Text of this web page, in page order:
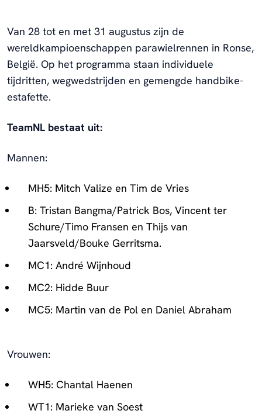
Van 28 tot en met 31 augustus zijn de
wereldkampioenschappen parawielrennen in Ronse,
België. Op het programma staan individuele
tijdritten, wegwedstrijden en gemengde handbike-
estafette.
TeamNL bestaat uit:
Mannen:
MH5: Mitch Valize en Tim de Vries
B: Tristan Bangma/Patrick Bos, Vincent ter
Schure/Timo Fransen en Thijs van
Jaarsveld/Bouke Gerritsma.
MC1: André Wijnhoud
MC2: Hidde Buur
MC5: Martin van de Pol en Daniel Abraham
Vrouwen:
WH5: Chantal Haenen
WT1: Marieke van Soest